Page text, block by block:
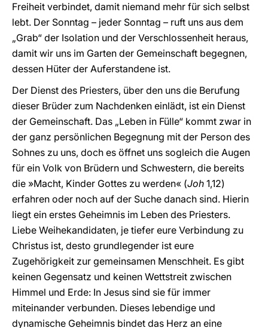
Freiheit verbindet, damit niemand mehr für sich selbst
lebt. Der Sonntag – jeder Sonntag – ruft uns aus dem
„Grab“ der Isolation und der Verschlossenheit heraus,
damit wir uns im Garten der Gemeinschaft begegnen,
dessen Hüter der Auferstandene ist.
Der Dienst des Priesters, über den uns die Berufung
dieser Brüder zum Nachdenken einlädt, ist ein Dienst
der Gemeinschaft. Das „Leben in Fülle“ kommt zwar in
der ganz persönlichen Begegnung mit der Person des
Sohnes zu uns, doch es öffnet uns sogleich die Augen
für ein Volk von Brüdern und Schwestern, die bereits
die »Macht, Kinder Gottes zu werden« (Joh 1,12)
erfahren oder noch auf der Suche danach sind. Hierin
liegt ein erstes Geheimnis im Leben des Priesters.
Liebe Weihekandidaten, je tiefer eure Verbindung zu
Christus ist, desto grundlegender ist eure
Zugehörigkeit zur gemeinsamen Menschheit. Es gibt
keinen Gegensatz und keinen Wettstreit zwischen
Himmel und Erde: In Jesus sind sie für immer
miteinander verbunden. Dieses lebendige und
dynamische Geheimnis bindet das Herz an eine